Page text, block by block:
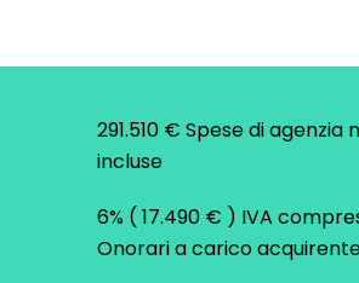
291.510 € Spese di agenzia
incluse
6% ( 17.490 € ) IVA
Onorari a carico